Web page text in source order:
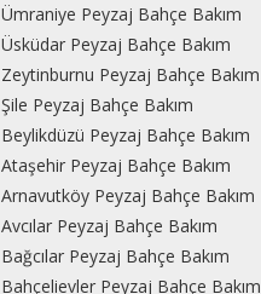
Ümraniye Peyzaj Bahçe Bakım
Üsküdar Peyzaj Bahçe Bakım
Zeytinburnu Peyzaj Bahçe Bakım
Şile Peyzaj Bahçe Bakım
Beylikdüzü Peyzaj Bahçe Bakım
Ataşehir Peyzaj Bahçe Bakım
Arnavutköy Peyzaj Bahçe Bakım
Avcılar Peyzaj Bahçe Bakım
Bağcılar Peyzaj Bahçe Bakım
Bahçelievler Peyzaj Bahçe Bakım